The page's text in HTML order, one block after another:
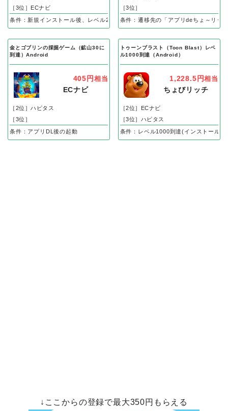
［3位］ECナビ
条件：新規インストール後、レベル25到達で成果
［3位］
条件：遷移先の「アプリdeちょ～リッ
金とゴブリンの採掘ゲーム（鉱山30に
到達）Android
405円 相当
ECナビ
［2位］ハピタス
［3位］
条件：アプリDL後の起動
トゥーンブラスト（Toon Blast）レベ
ル1000到達（Android）
1,228.5円相当
ちょびリッチ
［2位］ECナビ
［3位］ハピタス
条件：レベル1000到達(インストール後
↓ここからの登録で最大350円もらえる